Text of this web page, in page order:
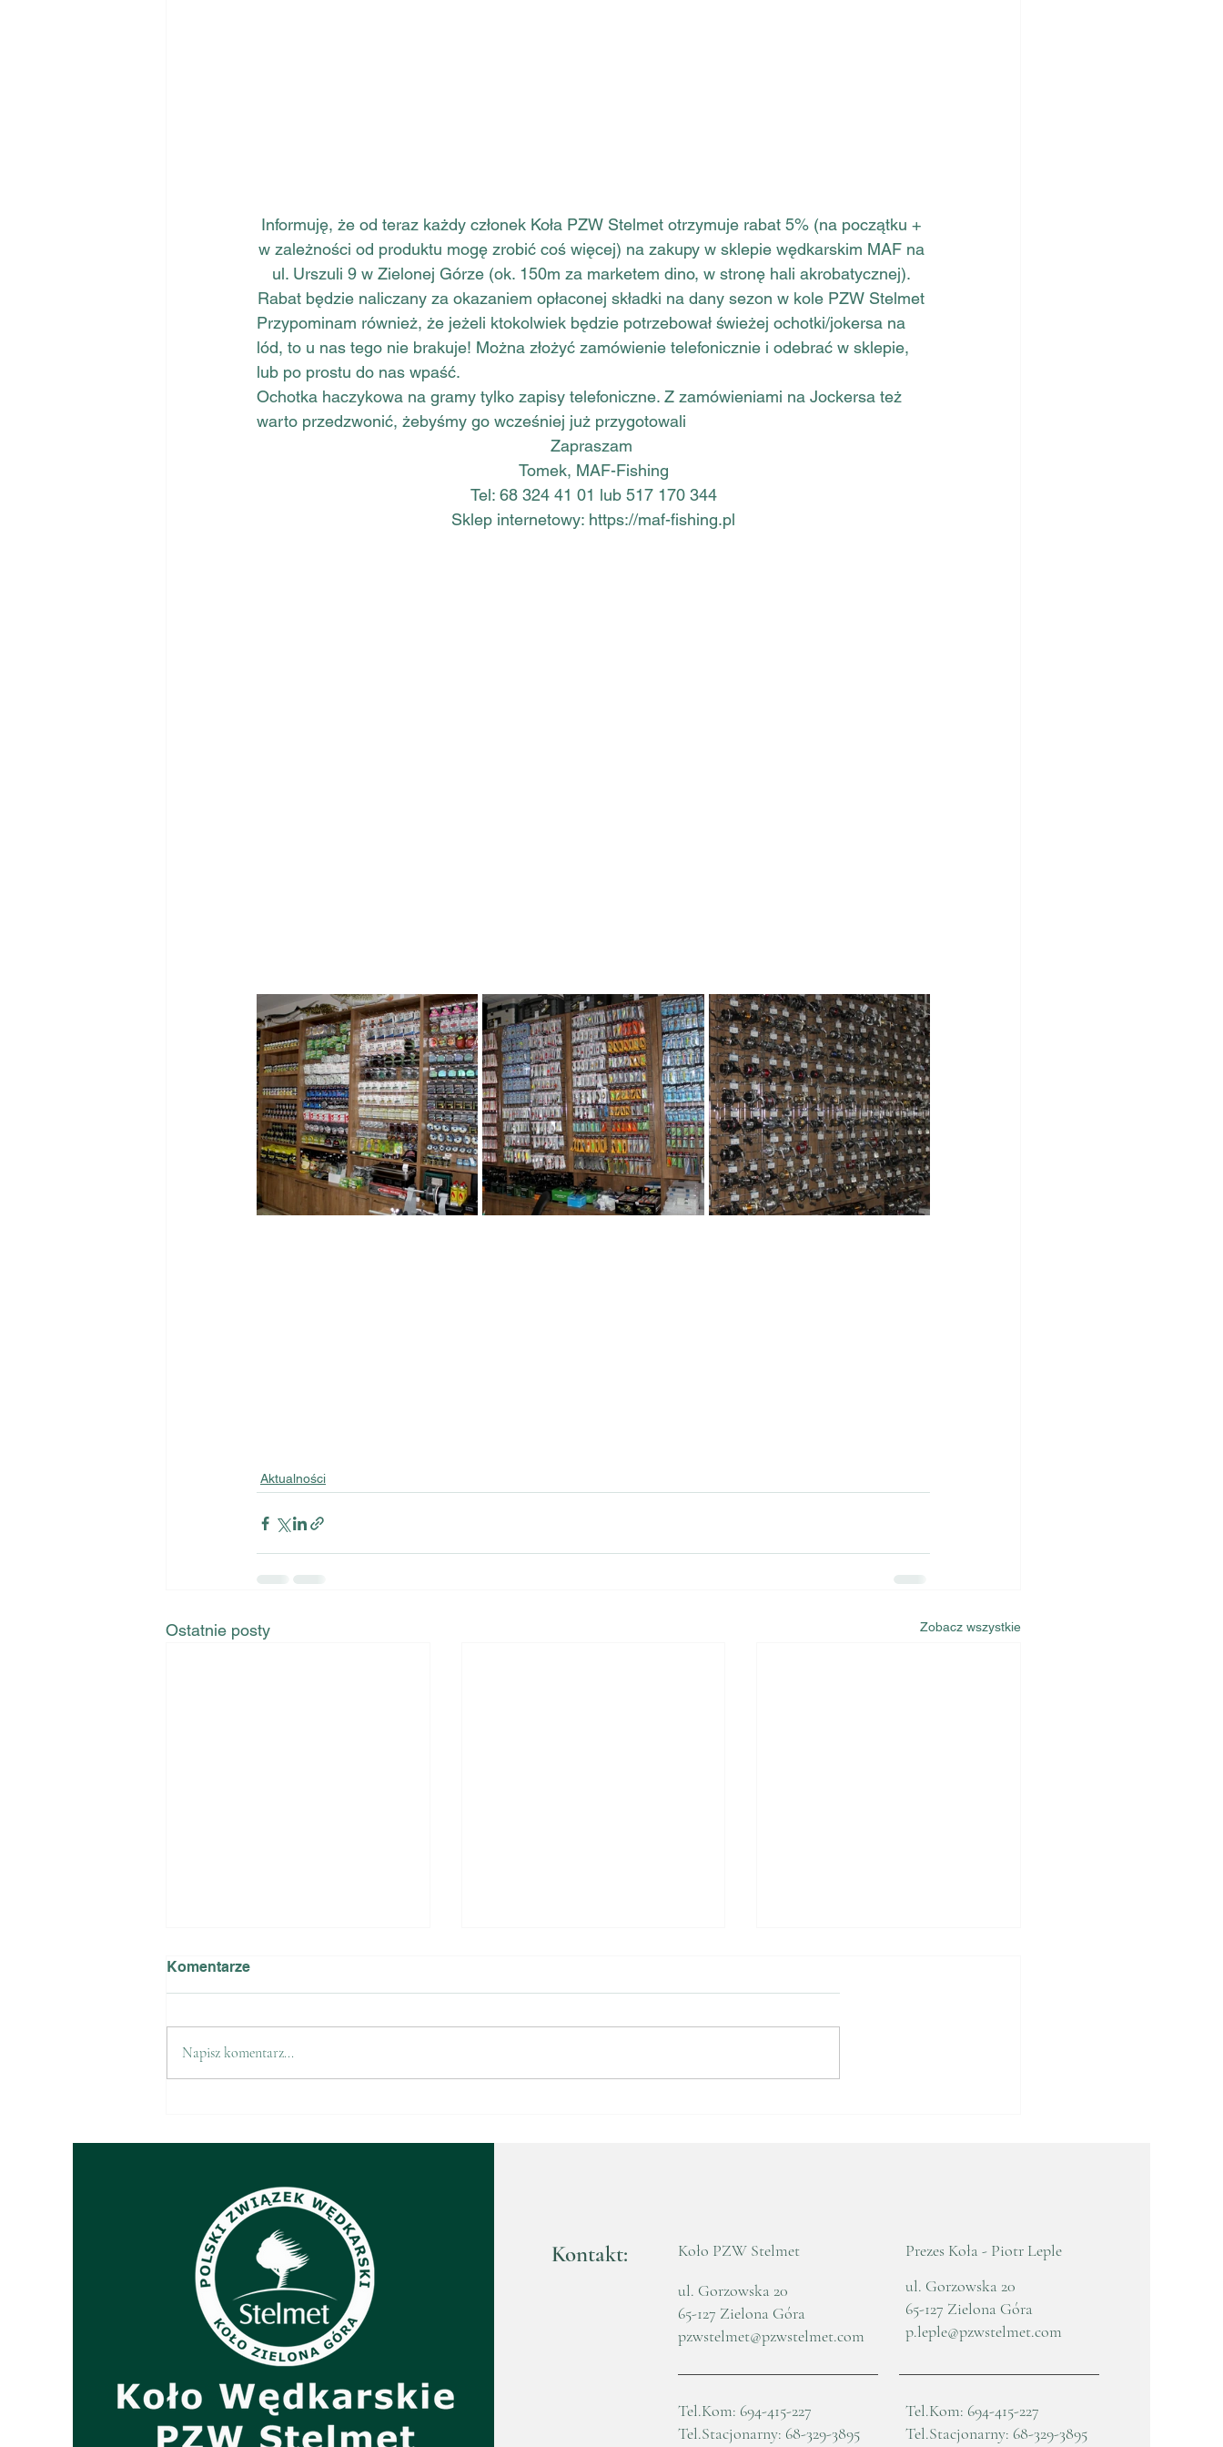
Informuję, że od teraz każdy członek Koła PZW Stelmet otrzymuje rabat 5% (na początku +
w zależności od produktu mogę zrobić coś więcej) na zakupy w sklepie wędkarskim MAF na
ul. Urszuli 9 w Zielonej Górze (ok. 150m za marketem dino, w stronę hali akrobatycznej).
Rabat będzie naliczany za okazaniem opłaconej składki na dany sezon w kole PZW Stelmet
Przypominam również, że jeżeli ktokolwiek będzie potrzebował świeżej ochotki/jokersa na
lód, to u nas tego nie brakuje! Można złożyć zamówienie telefonicznie i odebrać w sklepie,
lub po prostu do nas wpaść.
Ochotka haczykowa na gramy tylko zapisy telefoniczne. Z zamówieniami na Jockersa też
warto przedzwonić, żebyśmy go wcześniej już przygotowali
Zapraszam
Tomek, MAF-Fishing
Tel: 68 324 41 01 lub 517 170 344
Sklep internetowy: https://maf-fishing.pl
Aktualności
Ostatnie posty Zobacz wszystkie
2025
Komentarze
Napisz komentarz...
Kontakt:
Koło PZW Stelmet
ul. Gorzowska 20
65-127 Zielona Góra
pzwstelmet@pzwstelmet.com
Tel.Kom: 694-415-227
Tel.Stacjonarny: 68-329-3895
Prezes Koła - Piotr Leple
ul. Gorzowska 20
65-127 Zielona Góra
p.leple@pzwstelmet.com
Tel.Kom: 694-415-227
Tel.Stacjonarny: 68-329-3895